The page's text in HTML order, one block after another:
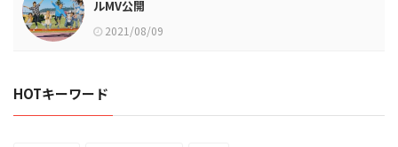
ルMV公開
2021/08/09
HOTキーワード